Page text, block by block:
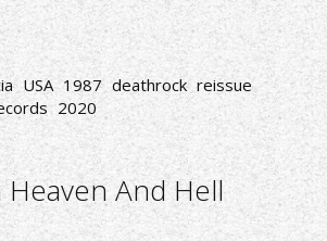
USA 1987 deathrock reissue
2020
And Hell